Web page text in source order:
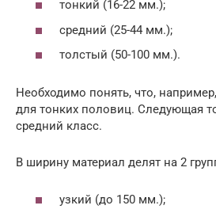
тонкий (16-22 мм.);
средний (25-44 мм.);
толстый (50-100 мм.).
Необходимо понять, что,
для тонких половиц. Следующая
средний класс.
В ширину материал делят на 2
узкий (до 150 мм.);